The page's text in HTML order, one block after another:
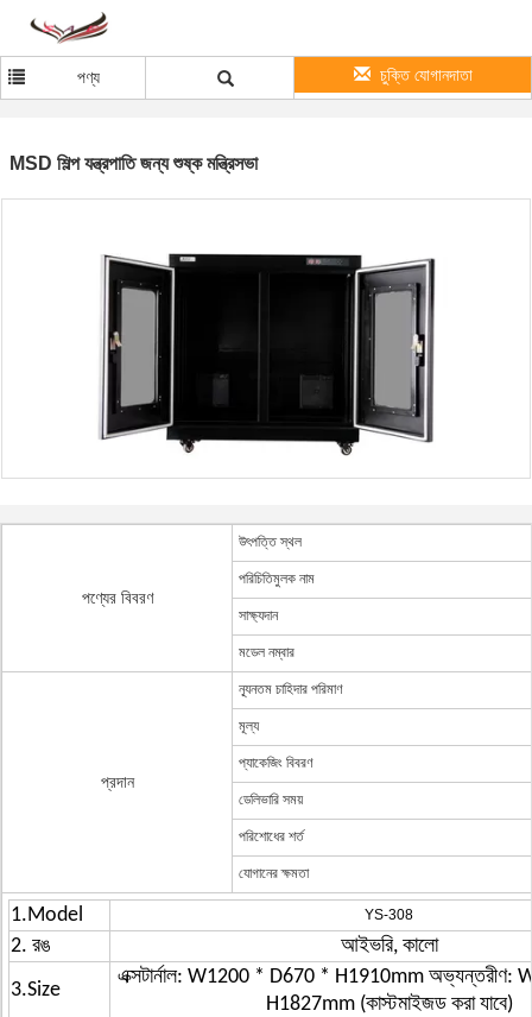
পণ্য চুক্তি যোগানদাতা
MSD শিল্প যন্ত্রপাতি জন্য শুষ্ক মন্ত্রিসভা
পণ্যের বিবরণ
উৎপত্তি স্থল
পরিচিতিমুলক নাম
সাক্ষ্যদান
মডেল নম্বার
প্রদান
ন্যূনতম চাহিদার পরিমাণ
মূল্য
প্যাকেজিং বিবরণ
ডেলিভারি সময়
পরিশোধের শর্ত
যোগানের ক্ষমতা
1.Model YS-308
2. রঙ
আইভরি, কালো
3.Size
এক্সটার্নাল: W1200 * D670 * H1910mm
H1827mm (কাস্টমাইজড করা যাবে)